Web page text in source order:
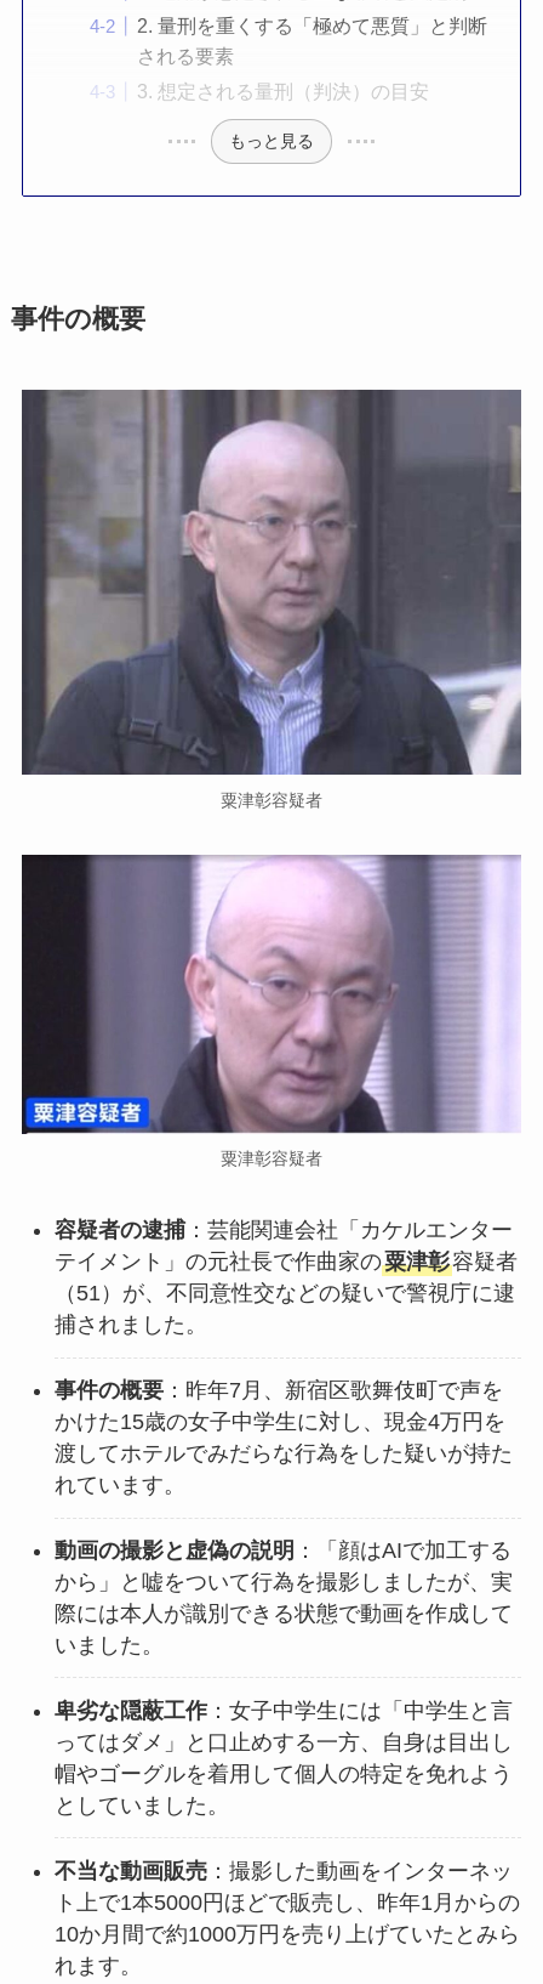
2. 量刑を重くする「極めて悪質」と判断
される要素
3. 想定される量刑（判決）の目安
もっと見る
事件の概要
粟津彰容疑者
粟津彰容疑者
容疑者の逮捕：芸能関連会社「カケルエンター
テイメント」の元社長で作曲家の粟津彰容疑者
（51）が、不同意性交などの疑いで警視庁に逮
捕されました。
事件の概要：昨年7月、新宿区歌舞伎町で声を
かけた15歳の女子中学生に対し、現金4万円を
渡してホテルでみだらな行為をした疑いが持た
れています。
動画の撮影と虚偽の説明 ：「顔はAIで加工する
から」と嘘をついて行為を撮影しましたが、実
際には本人が識別できる状態で動画を作成して
いました。
卑劣な隠蔽工作：女子中学生には「中学生と言
ってはダメ」と口止めする一方、自身は目出し
帽やゴーグルを着用して個人の特定を免れよう
としていました。
不当な動画販売：撮影した動画をインターネッ
ト上で1本5000円ほどで販売し、昨年1月からの
10か月間で約1000万円を売り上げていたとみら
れます。